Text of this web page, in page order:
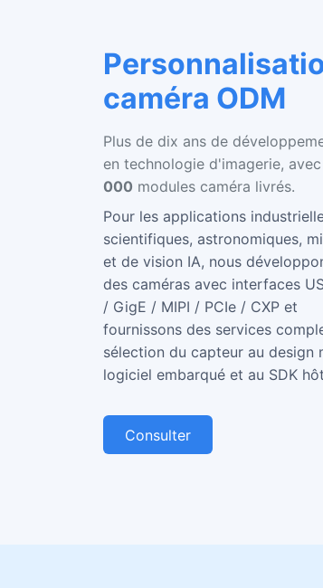
caméra ODM
Plus de dix ans de
en technologie d'imagerie,
000 modules caméra livrés.
Pour les applications
scientifiques, astronomiques,
et de vision IA, nous
des caméras avec interfaces
/ GigE / MIPI / PCIe / CXP et
fournissons des services
sélection du capteur au design
logiciel embarqué et au SDK
Consulter